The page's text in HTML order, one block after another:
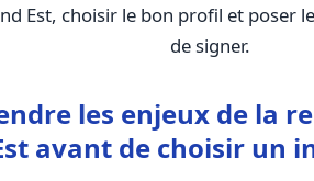
Est, choisir le bon profil et poser
de signer.
les enjeux de la
avant de choisir un